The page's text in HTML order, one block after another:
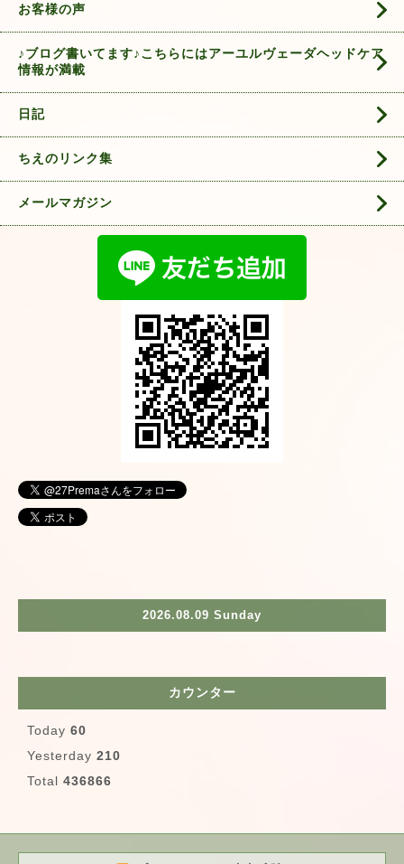
お客様の声
♪ブログ書いてます♪こちらにはアーユルヴェーダヘッドケア
情報が満載
日記
ちえのリンク集
メールマガジン
2026.08.09 Sunday
カウンター
Today 60
Yesterday 210
Total 436866